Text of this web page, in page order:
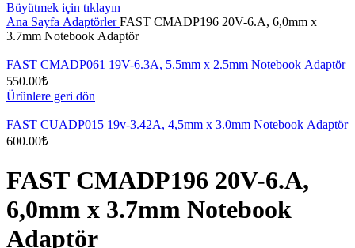
Büyütmek için tıklayın
Ana Sayfa AdaptörlerFAST CMADP196 20V-6.A, 6,0mm x
3.7mm Notebook Adaptör
FAST CMADP061 19V-6.3A, 5.5mm x 2.5mm Notebook Adaptör
550.00₺
Ürünlere geri dön
FAST CUADP015 19v-3.42A, 4,5mm x 3.0mm Notebook Adaptör
600.00₺
FAST CMADP196 20V-6.A,
6,0mm x 3.7mm Notebook
Adaptör